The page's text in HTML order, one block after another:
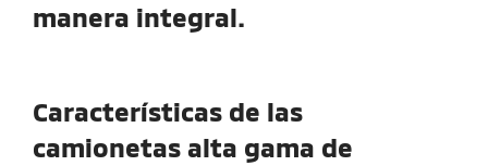
manera integral.
Características de las
camionetas alta gama de